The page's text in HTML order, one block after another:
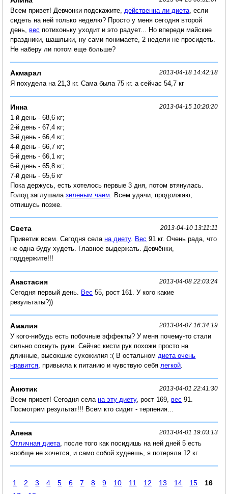
Всем привет! Девчонки подскажите, действенна ли диета , если
сидеть на ней только неделю? Просто у меня сегодня второй
день,вес потихоньку уходит и это радует... Но впереди майские
праздники, шашлыки, ну сами понимаете, 2 недели не просидеть.
Не наберу ли потом еще больше?
Акмарал 2013-04-18 14:42:18
Я похудела на 21,3 кг. Сама была 75 кг. а сейчас 54,7 кг
Инна 2013-04-15 10:20:20
1-й день - 68,6 кг;
2-й день - 67,4 кг;
3-й день - 66,4 кг;
4-й день - 66,7 кг;
5-й день - 66,1 кг;
6-й день - 65,8 кг;
7-й день - 65,6 кг
Пока держусь, есть хотелось первые 3 дня, потом втянулась.
Голод заглушалазеленым чаем . Всем удачи, продолжаю,
отпишусь позже.
Света 2013-04-10 13:11:11
Приветик всем. Сегодня селана диету. Вес 91 кг. Очень рада, что
не одна буду худеть. Главное выдержать. Девчёнки,
поддержите!!!
Анастасия 2013-04-08 22:03:24
Сегодня первый день. Вес 55, рост 161. У кого какие
результаты?))
Амалия 2013-04-07 16:34:19
У кого-нибудь есть побочные эффекты? У меня почему-то стали
сильно сохнуть руки. Сейчас кисти рук похожи просто на
длинные, высохшие сухожилия :( В остальном диета очень
нравится , привыкла к питанию и чувствую себя легкой
Анютик 2013-04-01 22:41:30
Всем привет! Сегодня селана эту диету, рост 169,вес 91.
Посмотрим результат!!! Всем кто сидит - терпения...
Алена 2013-04-01 19:03:13
Отличная диета , после того как посидишь на ней дней 5 есть
вообще не хочется, и само собой худеешь, я потеряла 12 кг
1 2 3 4 5 6 7 8 9 10 11 12 13 14 15
16